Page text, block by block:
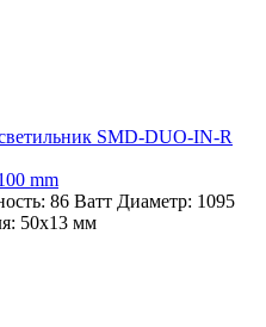
mm
86 Ватт Диаметр: 1095
50х13 мм